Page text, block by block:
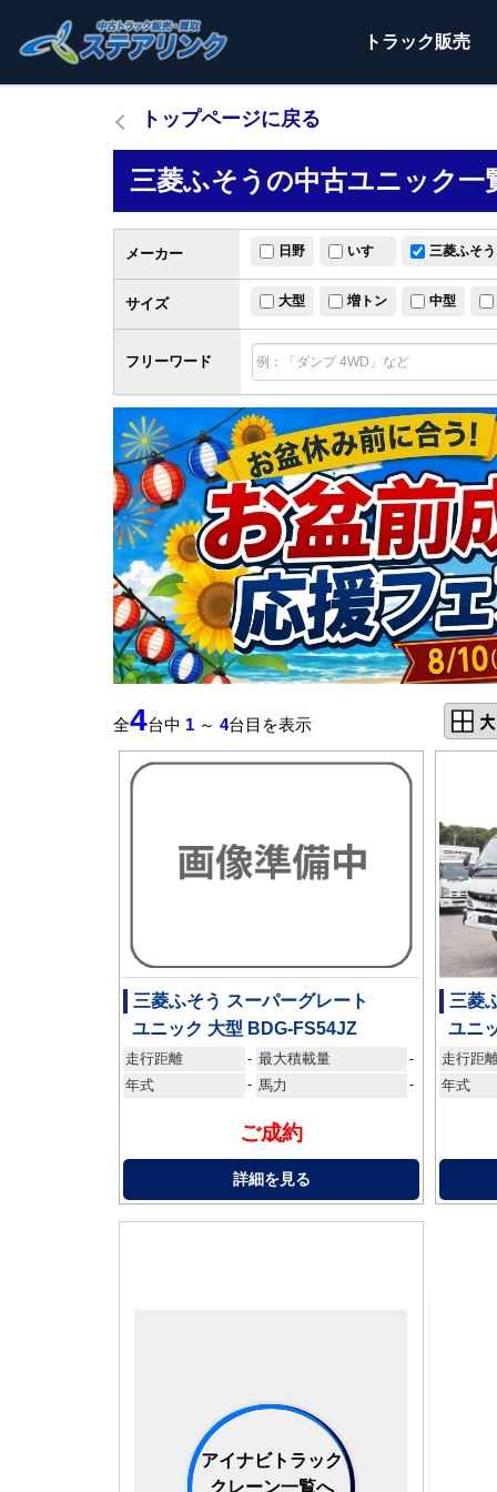
トラック販売
トップページに戻る
三菱ふそうの中古ユニック一
サイズ 大型 増トン 中型
フリーワード
メーカー 日野 いすゞ 三菱ふそう
全4台中 1 ～ 4台目を表示
三菱ふそう スーパーグレート
ユニック 大型 BDG-FS54JZ
走行距離 - 最大積載量 -
年式 - 馬力 -
ご成約
詳細を見る
三菱
ユニ
走行距
年式
アイナビトラック
クレーン一覧へ